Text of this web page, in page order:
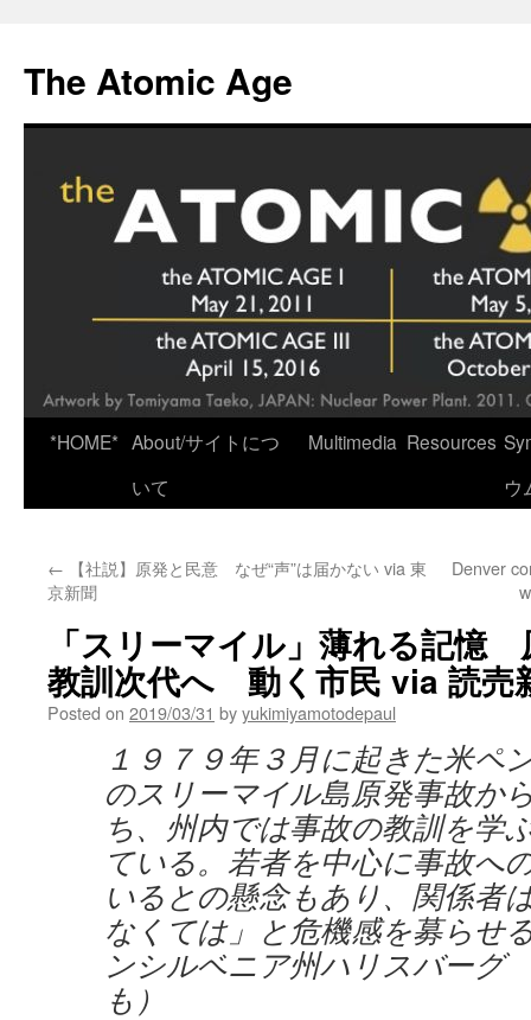
content
The Atomic Age
*HOME* About/サイトにつ
いて
Multimedia Resources
ウ
← 【社説】原発と民意 なぜ“声”は届かない via 東
京新聞
Denver
「スリーマイル」薄れる記憶
教訓次代へ 動く市民 via 読売
Posted on 2019/03/31 byyukimiyamotodepaul
１９７９年３月に起きた米ペ
のスリーマイル島原発事故か
ち、州内では事故の教訓を学
ている。若者を中心に事故へ
いるとの懸念もあり、関係者
なくては」と危機感を募らせ
ンシルベニア州ハリスバー
も）